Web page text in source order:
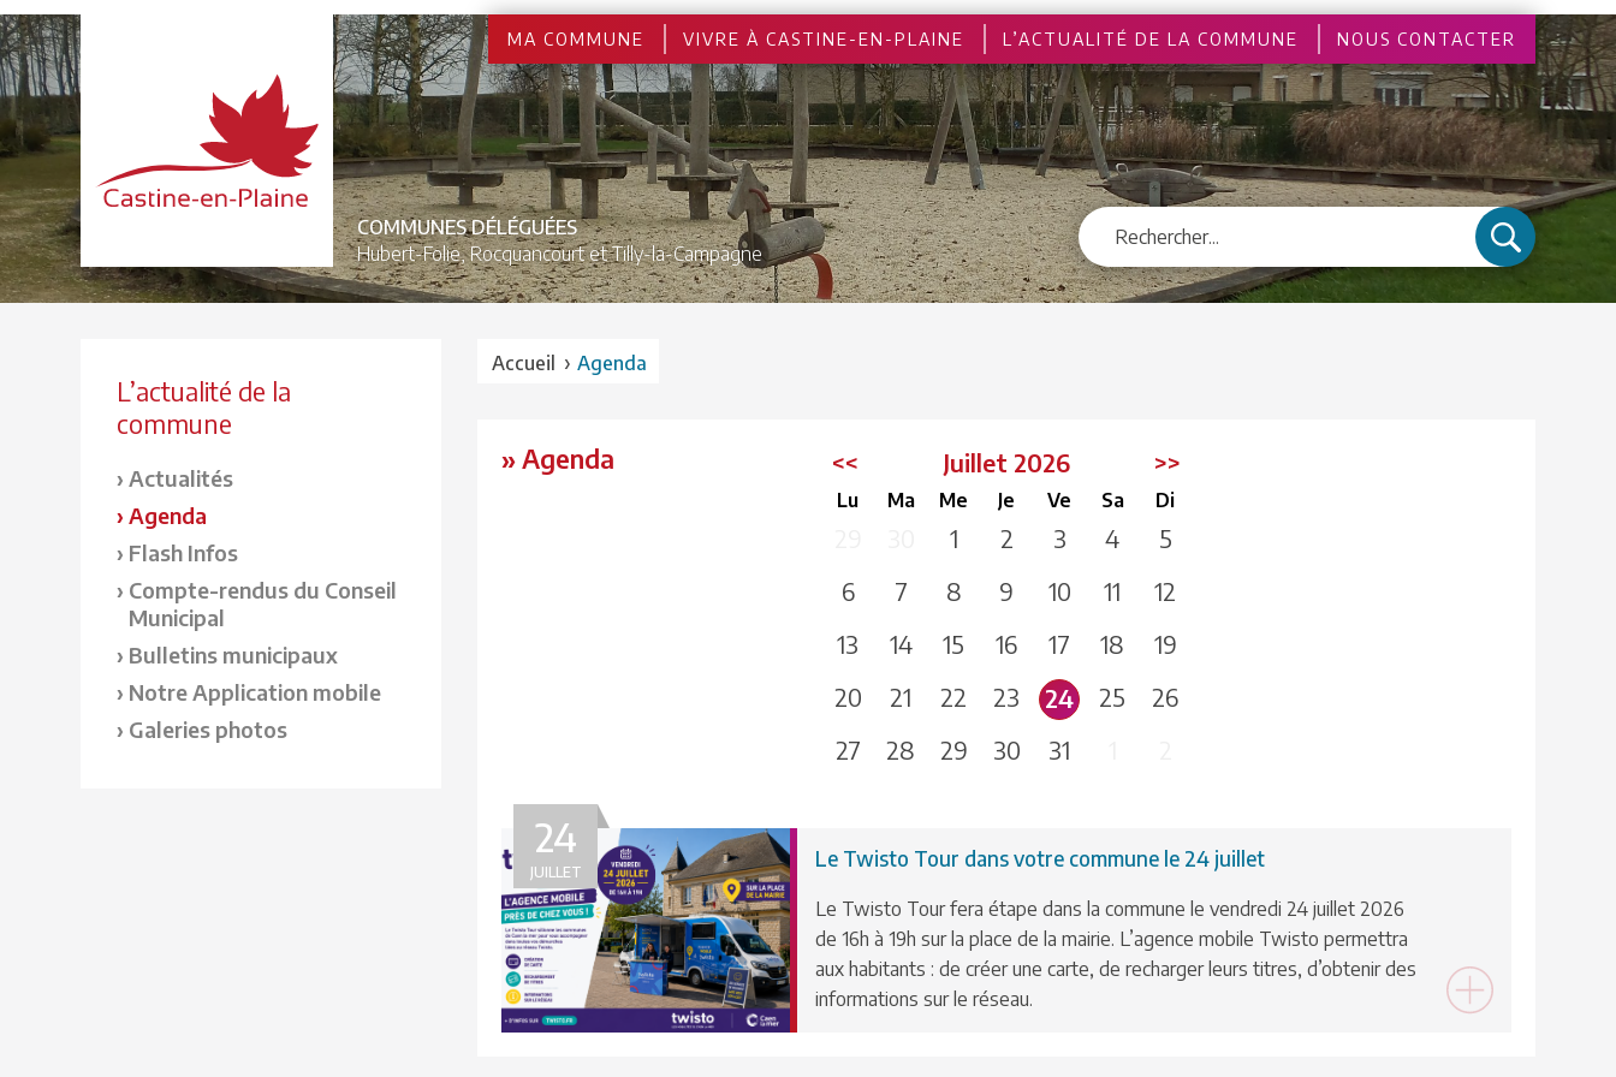
COMMUNES DÉLÉGUÉES
Hubert-Folie, Rocquancourt et Tilly-la-Campagne
MA COMMUNE VIVRE À CASTINE-EN-PLAINE L’ACTUALITÉ DE LA COMMUNE NOUS CONTACTER
L’actualité de la
commune
Actualités
Agenda
Flash Infos
Compte-rendus du Conseil
Municipal
Bulletins municipaux
Notre Application mobile
Galeries photos
Accueil ›Agenda
» Agenda << Juillet 2026 >>
Lu Ma Me Je Ve Sa Di
1 2 3 4
5
6
7 8 9 10 11
12
13
14 15 16 17 18
19
20
21 22 23 24 25
26
27
28 29 30 31
24
JUILLET
Le Twisto Tour dans votre commune le 24 juillet
Le Twisto Tour fera étape dans la commune le vendredi 24 juillet 2026
de 16h à 19h sur la place de la mairie. L’agence mobile Twisto permettra
aux habitants : de créer une carte, de recharger leurs titres, d’obtenir des
informations sur le réseau.